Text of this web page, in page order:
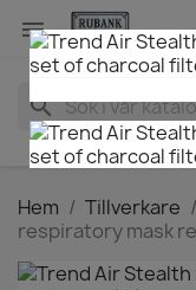

search
Hem Tillverkare
respiratory mask